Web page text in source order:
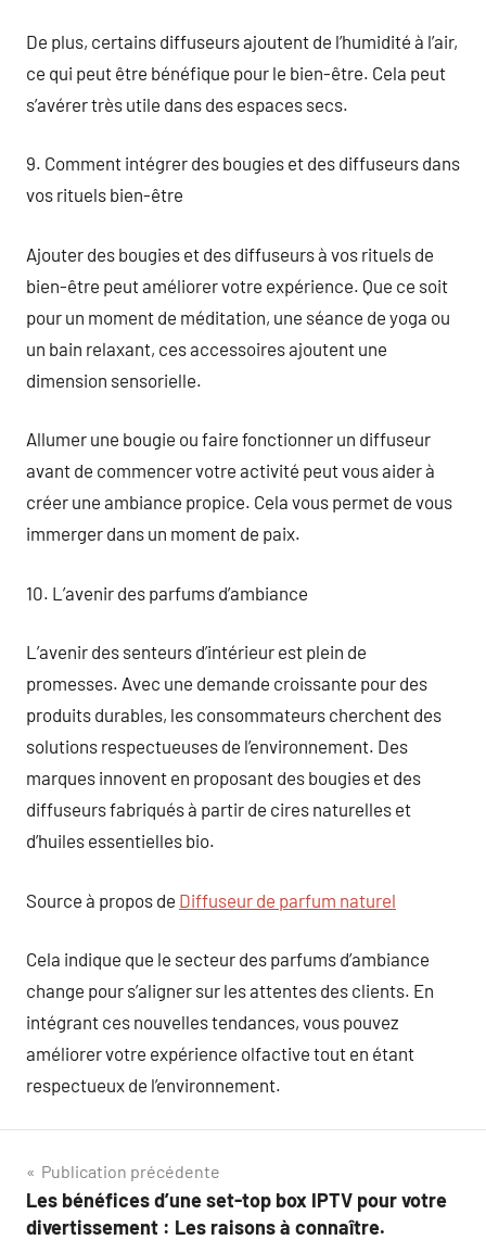
De plus, certains diffuseurs ajoutent de l’humidité à l’air,
ce qui peut être bénéfique pour le bien-être. Cela peut
s’avérer très utile dans des espaces secs.
9. Comment intégrer des bougies et des diffuseurs dans
vos rituels bien-être
Ajouter des bougies et des diffuseurs à vos rituels de
bien-être peut améliorer votre expérience. Que ce soit
pour un moment de méditation, une séance de yoga ou
un bain relaxant, ces accessoires ajoutent une
dimension sensorielle.
Allumer une bougie ou faire fonctionner un diffuseur
avant de commencer votre activité peut vous aider à
créer une ambiance propice. Cela vous permet de vous
immerger dans un moment de paix.
10. L’avenir des parfums d’ambiance
L’avenir des senteurs d’intérieur est plein de
promesses. Avec une demande croissante pour des
produits durables, les consommateurs cherchent des
solutions respectueuses de l’environnement. Des
marques innovent en proposant des bougies et des
diffuseurs fabriqués à partir de cires naturelles et
d’huiles essentielles bio.
Source à propos de Diffuseur de parfum naturel
Cela indique que le secteur des parfums d’ambiance
change pour s’aligner sur les attentes des clients. En
intégrant ces nouvelles tendances, vous pouvez
améliorer votre expérience olfactive tout en étant
respectueux de l’environnement.
Navigation
de
Publication précédente
Les bénéfices d’une set-top box IPTV pour votre
divertissement : Les raisons à connaître.